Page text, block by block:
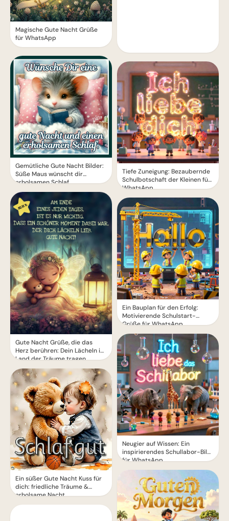
Magische Gute Nacht Grüße
für WhatsApp
Gemütliche Gute Nacht Bilder:
Süße Maus wünscht dir
erholsamen Schlaf
Gute Nacht Grüße, die das
Herz berühren: Dein Lächeln ins
Land der Träume tragen.
Ein süßer Gute Nacht Kuss für
dich: friedliche Träume &
erholsame Nacht
Tiefe Zuneigung: Bezaubernde
Schulbotschaft der Kleinen für
WhatsApp
Ein Bauplan für den Erfolg:
Motivierende Schulstart-
Grüße für WhatsApp
Neugier auf Wissen: Ein
inspirierendes Schullabor-Bild
für WhatsApp